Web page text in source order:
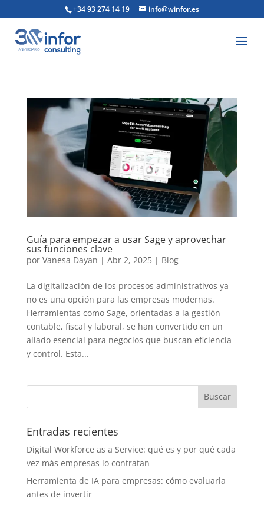
+34 93 274 14 19 info@winfor.es
Guía para empezar a usar Sage y aprovechar
sus funciones clave
por Vanesa Dayan | Abr 2, 2025| Blog
La digitalización de los procesos administrativos ya
no es una opción para las empresas modernas.
Herramientas como Sage, orientadas a la gestión
contable, fiscal y laboral, se han convertido en un
aliado esencial para negocios que buscan eficiencia
y control. Esta...
Entradas recientes
Digital Workforce as a Service: qué es y por qué cada
vez más empresas lo contratan
Herramienta de IA para empresas: cómo evaluarla
antes de invertir